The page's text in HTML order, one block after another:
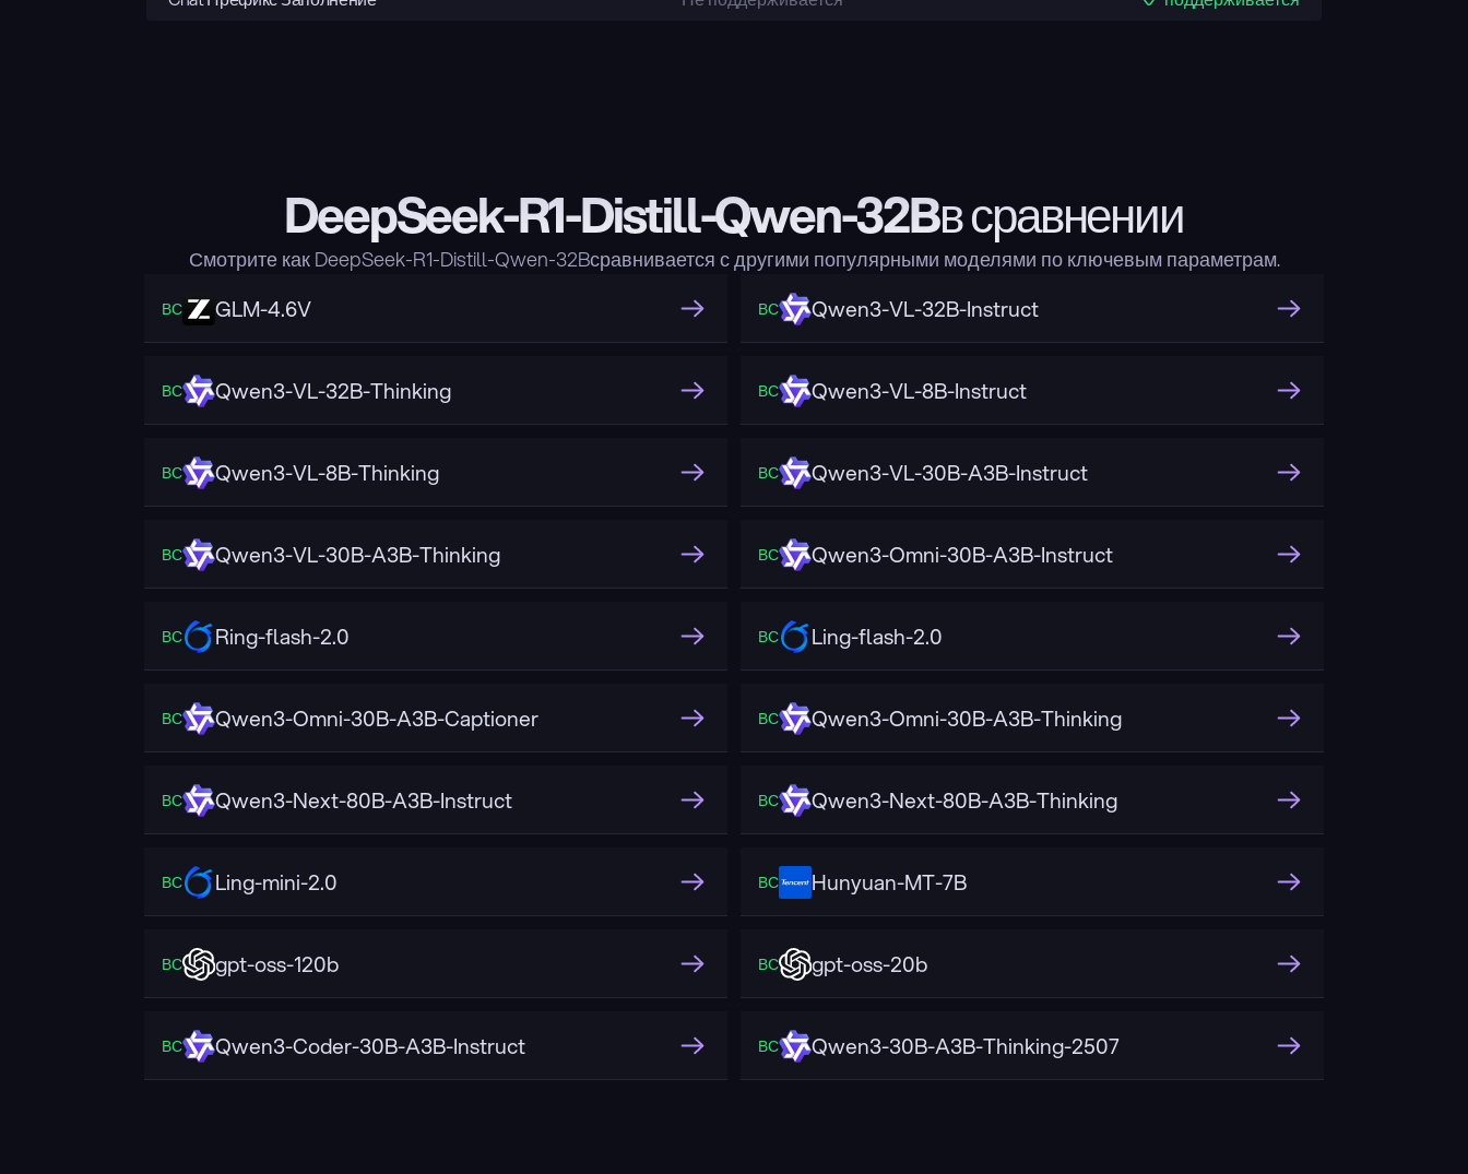
DeepSeek-R1-Distill-Qwen-32Bв сравнении
Смотрите как DeepSeek-R1-Distill-Qwen-32Bсравнивается с другими популярными моделями по ключевым параметрам.
ВС GLM-4.6V ВС Qwen3-VL-32B-Instruct
ВС Qwen3-VL-32B-Thinking ВС Qwen3-VL-8B-Instruct
ВС Qwen3-VL-8B-Thinking ВС Qwen3-VL-30B-A3B-Instruct
ВС Qwen3-VL-30B-A3B-Thinking ВС Qwen3-Omni-30B-A3B-Instruct
ВС Ring-flash-2.0 ВС Ling-flash-2.0
ВС Qwen3-Omni-30B-A3B-Captioner ВС Qwen3-Omni-30B-A3B-Thinking
ВС Qwen3-Next-80B-A3B-Instruct ВС Qwen3-Next-80B-A3B-Thinking
ВС Ling-mini-2.0 ВС Hunyuan-MT-7B
ВС gpt-oss-120b ВС gpt-oss-20b
ВС Qwen3-Coder-30B-A3B-Instruct ВС Qwen3-30B-A3B-Thinking-2507